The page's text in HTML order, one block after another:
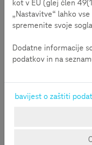
igre koja u kombinaciji
kot v EU (glej člen
„Nastavitve“ lahko
spremenite svoje
Dodatne informacije
podatkov in na
bavijest o zaštiti